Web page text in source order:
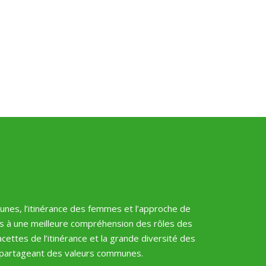
l’itinérance des femmes et l’approche de
à une meilleure compréhension des rôles des
de l’itinérance et la grande diversité des
des valeurs communes.